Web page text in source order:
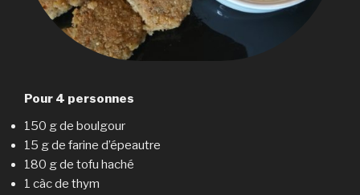
Pour 4 personnes
150 g de boulgour
15 g de farine d’épeautre
180 g de tofu haché
1 càc de thym